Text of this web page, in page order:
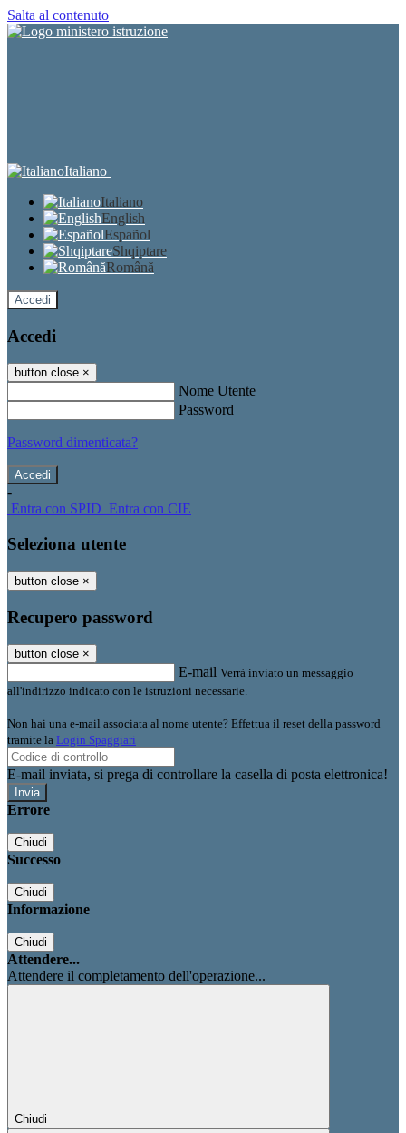
Salta al contenuto
Italiano
Italiano
English
Español
Shqiptare
Română
Accedi
Accedi
button close ×
Nome Utente
Password
Password dimenticata?
-
Entra con SPID Entra con CIE
Seleziona utente
button close ×
Recupero password
button close ×
E-mail Verrà inviato un messaggio
all'indirizzo indicato con le istruzioni necessarie.
Non hai una e-mail associata al nome utente? Effettua il reset della password
tramite la Login Spaggiari
E-mail inviata, si prega di controllare la casella di posta elettronica!
Errore
Chiudi
Successo
Chiudi
Informazione
Chiudi
Attendere...
Attendere il completamento dell'operazione...
Chiudi